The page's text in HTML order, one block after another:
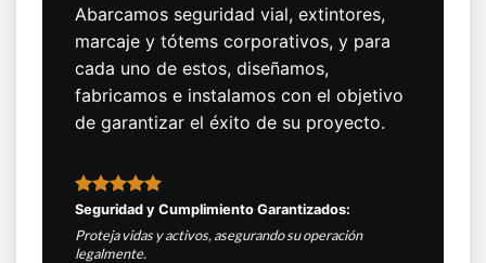
Abarcamos seguridad vial, extintores,
marcaje y tótems corporativos, y para
cada uno de estos, diseñamos,
fabricamos e instalamos con el objetivo
de garantizar el éxito de su proyecto.
Seguridad y Cumplimiento Garantizados:
Proteja vidas y activos, asegurando su operación
legalmente.